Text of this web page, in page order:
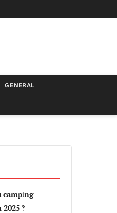
GENERAL
camping
2025 ?